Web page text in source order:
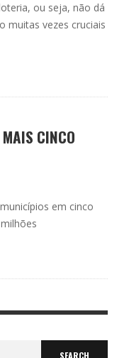
ou seja, não dá
muitas vezes cruciais
CINCO
em cinco